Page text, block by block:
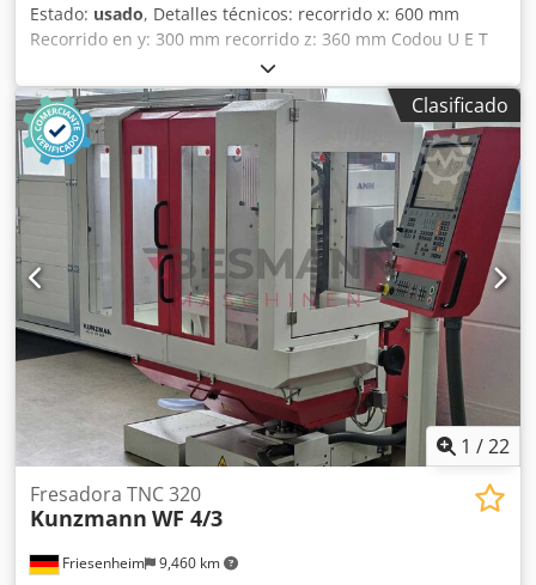
Estado: usado, Detalles técnicos: recorrido x: 600 mm
Recorrido en y: 300 mm recorrido z: 360 mm Codou U E T
Iopfx Ahmsrf Rango de velocidad: máx. horizontal. 40-2000
rpm Montaje del husillo: vertical / horizontal SK 40 / SK40
Rango de velocidad: máx. 40 - 2000 rpm Avance: 2-3600
mm/min Recorrido del husillo: 80 mm Tamaño de la mesa:
810 x 420 mm Requerimiento total de potencia: 3 KVA Peso
aproximado de la máquina: 1300 kg Dimensiones de la
máquina aprox. Largo x Ancho x Alto: 1,8 x 1,35 x 1,95 m
Fresadora con cabezal ranurador Longitud de carrera de
32 a 80 mm con 10 carreras dobles, 24 a 285 carreras/min
Pantallas de 3 ejes Heidenhain *
Clasificado
1 /22
Friesenheim 9,460 km
Fresadora TNC 320
Kunzmann WF 4/3